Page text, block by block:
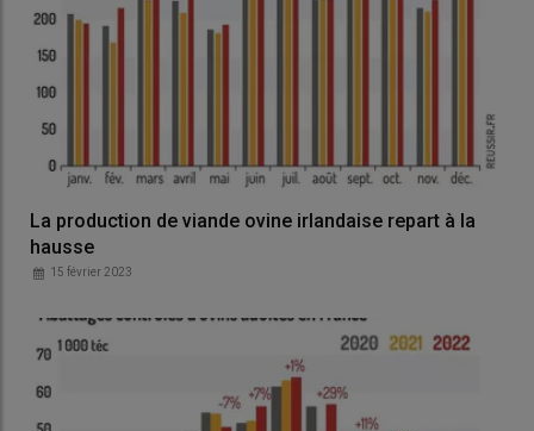
La production de viande ovine irlandaise repart à la
hausse
15 février 2023